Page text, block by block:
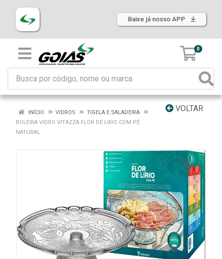
Baixe já nosso APP
0
VOLTAR
INÍCIO VIDROS
TIGELA E SALADEIRA
BOLEIRA VIDRO VITAZZA FLOR DE LIRIO COM PÉ
NATURAL